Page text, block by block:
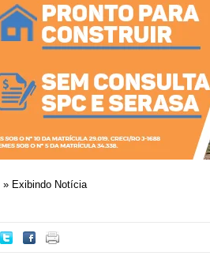
» Exibindo Notícia